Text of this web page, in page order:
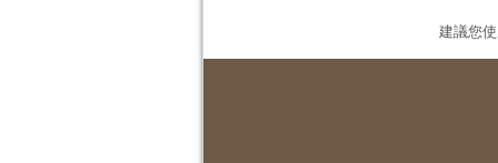
建議您